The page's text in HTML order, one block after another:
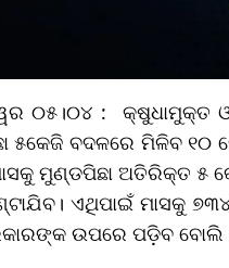
୦୫।୦୪ : କ୍ଷୁଧାମୁକ୍ତ
୫କେଜି ବଦଳରେ ମିଳିବ ୧୦
ମୁଣ୍ଡପିଛା ଅତିରିକ୍ତ ୫
ଏଥିପାଇଁ ମାସକୁ
ଉପରେ ପଡ଼ିବ ବୋଲି